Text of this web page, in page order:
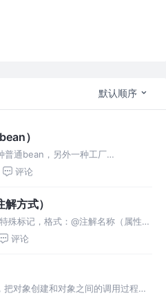
默认顺序
）
普通bean，另外一种工厂
：在配置文件中定义的bean类型
评论
方式）
殊标记，格式：@注解名称（属性名
(2) 使用注解，注解作用在类上面，
评论
对象创建和对象之间的调用过程，